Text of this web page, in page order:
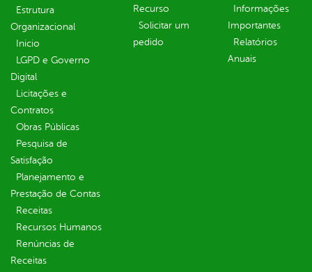
Estrutura
Organizacional
Inicio
LGPD e Governo
Digital
Licitações e
Contratos
Obras Públicas
Pesquisa de
Satisfação
Planejamento e
Prestação de Contas
Receitas
Recursos Humanos
Renúncias de
Receitas
Recurso
Solicitar um
pedido
Informações
Importantes
Relatórios
Anuais